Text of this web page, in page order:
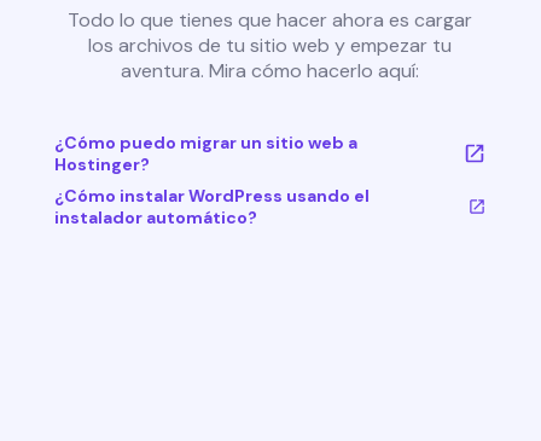
Todo lo que tienes que hacer ahora es cargar
los archivos de tu sitio web y empezar tu
aventura. Mira cómo hacerlo aquí:
¿Cómo puedo migrar un sitio web a
Hostinger?
¿Cómo instalar WordPress usando el
instalador automático?